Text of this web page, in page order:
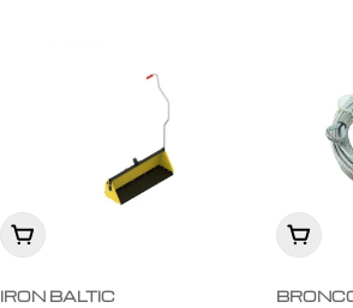
Įdėti į krepšelį
IRON BALTIC
Įdėti į